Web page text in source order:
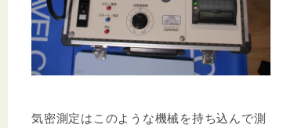
気密測定はこのような機械を持ち込んで測